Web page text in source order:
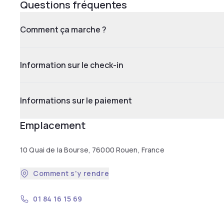
Questions fréquentes
Comment ça marche ?
Information sur le check-in
Informations sur le paiement
Emplacement
10 Quai de la Bourse, 76000 Rouen, France
Comment s'y rendre
01 84 16 15 69